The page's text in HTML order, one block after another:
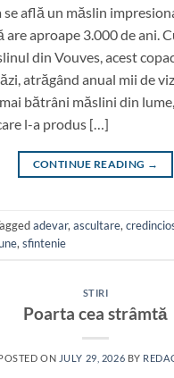
se află un măslin
are aproape 3.000 de ani.
din Vouves, acest
atrăgând anual mii de
bătrâni măslini din
l-a produs […]
CONTINUE READING →
adevar,ascultare,
,sfintenie
STIRI
Poarta cea strâmtă
ON JULY 29, 2026 BY